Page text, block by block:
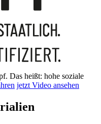
Das heißt: hohe soziale
jetzt Video ansehen